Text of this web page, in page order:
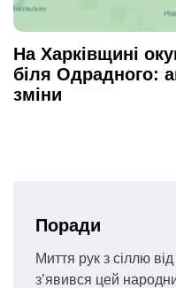
На Харківщині
біля Одрадного:
зміни
Поради
Миття рук з сіллю від
з’явився цей